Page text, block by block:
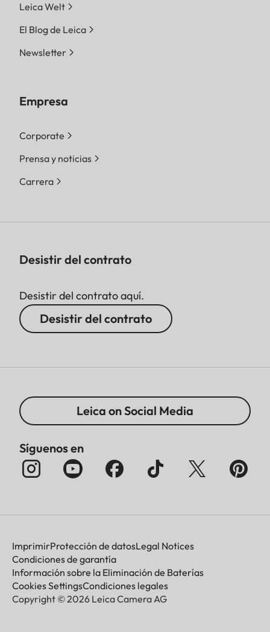
Leica Welt
El Blog de Leica
Newsletter
Empresa
Corporate
Prensa y noticias
Carrera
Desistir del contrato
Desistir del contrato aquí.
Desistir del contrato
Leica on Social Media
Síguenos en
ImprimirProtección de datosLegal Notices
Condiciones de garantía
Información sobre la Eliminación de Baterías
Cookies SettingsCondiciones legales
Copyright © 2026 Leica Camera AG